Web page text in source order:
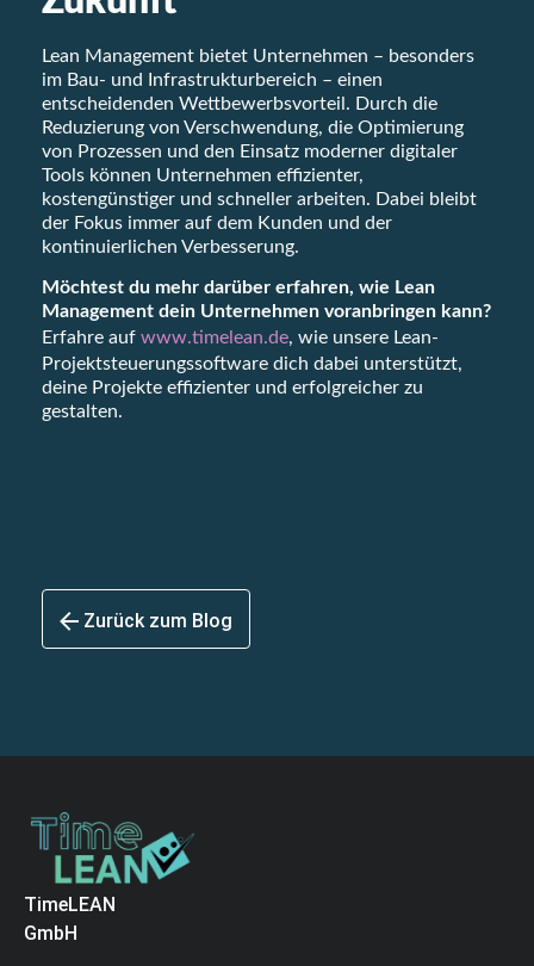
Lean Management bietet Unternehmen – besonders
im Bau- und Infrastrukturbereich – einen
entscheidenden Wettbewerbsvorteil. Durch die
Reduzierung von Verschwendung, die Optimierung
von Prozessen und den Einsatz moderner digitaler
Tools können Unternehmen effizienter,
kostengünstiger und schneller arbeiten. Dabei bleibt
der Fokus immer auf dem Kunden und der
kontinuierlichen Verbesserung.
Möchtest du mehr darüber erfahren, wie Lean
Management dein Unternehmen voranbringen kann?
Erfahre auf www.timelean.de, wie unsere Lean-
Projektsteuerungssoftware dich dabei unterstützt,
deine Projekte effizienter und erfolgreicher zu
gestalten.
Zurück zum Blog
TimeLEAN
GmbH